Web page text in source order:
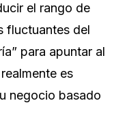
el rango de
fluctuantes del
para apuntar al
es
negocio basado